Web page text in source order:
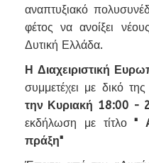
αναπτυξιακό
φέτος να ανοίξει
Δυτική Ελλάδα.
Η Διαχειριστική
συμμετέχει με δικό
την Κυριακή 18:00 -
εκδήλωση με τίτλο"
πράξη"